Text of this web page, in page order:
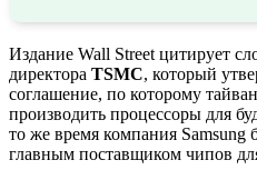
Издание Wall Street цитирует
директора TSMC, который
соглашение, по которому
производить процессоры для
то же время компания Samsung
главным поставщиком чипов